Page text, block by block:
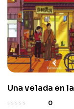
Una velada en la
librería Morisaki
0